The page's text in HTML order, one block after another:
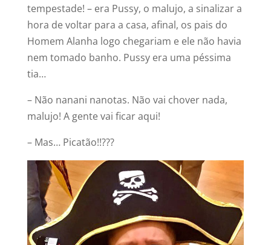
tempestade! – era Pussy, o malujo, a sinalizar a
hora de voltar para a casa, afinal, os pais do
Homem Alanha logo chegariam e ele não havia
nem tomado banho. Pussy era uma péssima
tia…
– Não nanani nanotas. Não vai chover nada,
malujo! A gente vai ficar aqui!
– Mas… Picatão!!???